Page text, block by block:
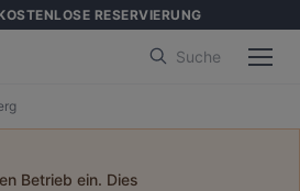
RESERVIERUNG
Suche
Betrieb ein. Dies